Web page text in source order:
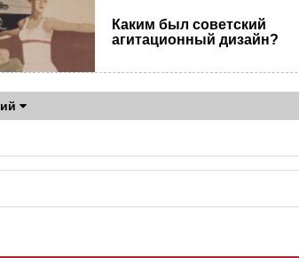
Каким был советский
агитационный дизайн?